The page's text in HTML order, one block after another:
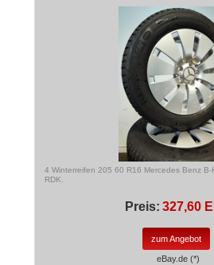
4 Winterreifen 205 60 R16 Mercedes Benz
RDK.
Preis: 327,60
zum Angebot
eBay.de (*)